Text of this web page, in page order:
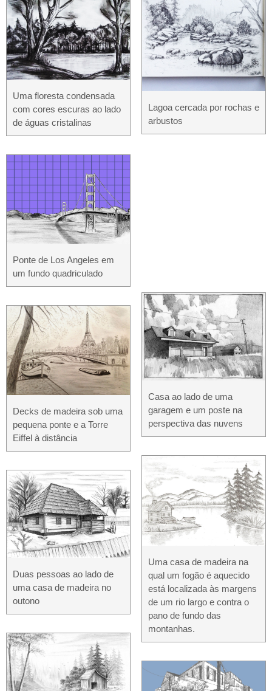
Uma floresta condensada
com cores escuras ao lado
de águas cristalinas
Ponte de Los Angeles em
um fundo quadriculado
Decks de madeira sob uma
pequena ponte e a Torre
Eiffel à distância
Duas pessoas ao lado de
uma casa de madeira no
outono
Lagoa cercada por rochas e
arbustos
Casa ao lado de uma
garagem e um poste na
perspectiva das nuvens
Uma casa de madeira na
qual um fogão é aquecido
está localizada às margens
de um rio largo e contra o
pano de fundo das
montanhas.